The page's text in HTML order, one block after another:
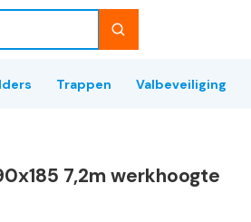
Trappen Valbeveiliging
7,2m werkhoogte